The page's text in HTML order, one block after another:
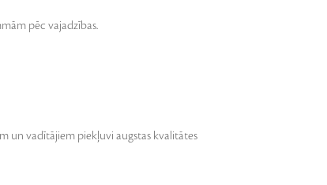
pēc vajadzības.
un vadītājiem piekļuvi augstas kvalitātes